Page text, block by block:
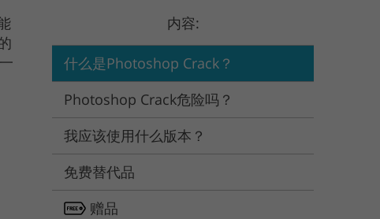
Photo Restoration
Real Estate Photo Editing Video Editing Services
内容:
什么是Photoshop Crack？
Photoshop Crack危险吗？
我应该使用什么版本？
免费替代品
赠品